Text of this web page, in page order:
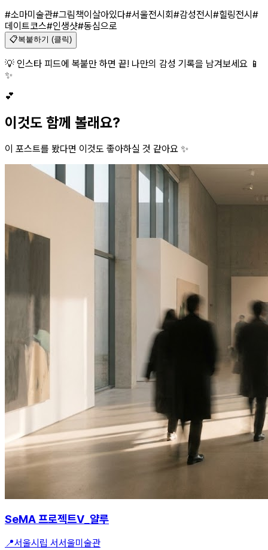
#소마미술관#그림책이살아있다#서울전시회#감성전시 #힐링전시 #
데이트코스#인생샷#동심으로
📋복붙하기 (클릭)
💡 인스타 피드에 복붙만 하면 끝! 나만의 감성 기록을 남겨보세요 📱
✨
💕
이것도 함께 볼래요?
이 포스트를 봤다면 이것도 좋아하실 것 같아요 ✨
SeMA 프로젝트V_얄루
📍서울시립 서서울미술관